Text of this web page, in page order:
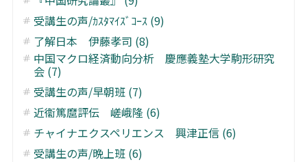
受講生の声/ｶｽﾀﾏｲｽﾞｺｰｽ (9)
了解日本 伊藤孝司 (8)
中国マクロ経済動向分析 慶應義塾大学駒形研究
会 (7)
受講生の声/早朝班 (7)
近衞篤麿評伝 嵯峨隆 (6)
チャイナエクスペリエンス 興津正信 (6)
受講生の声/晩上班 (6)